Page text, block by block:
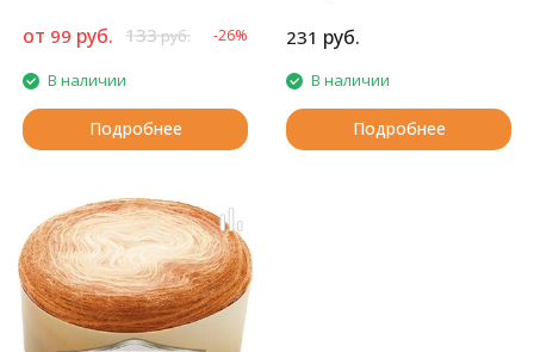
от 99 руб. 133руб. -26%
В наличии
Подробнее
шёлковый мохер
231 руб.
В наличии
Подробнее